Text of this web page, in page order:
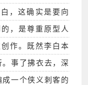
，这确实是要向
，是尊重原型人
作。既然李白本
事了拂衣去，深
一个侠义刺客的